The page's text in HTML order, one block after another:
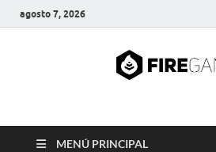
agosto 7, 2026
FIRE GAME
MENÚ PRINCIPAL